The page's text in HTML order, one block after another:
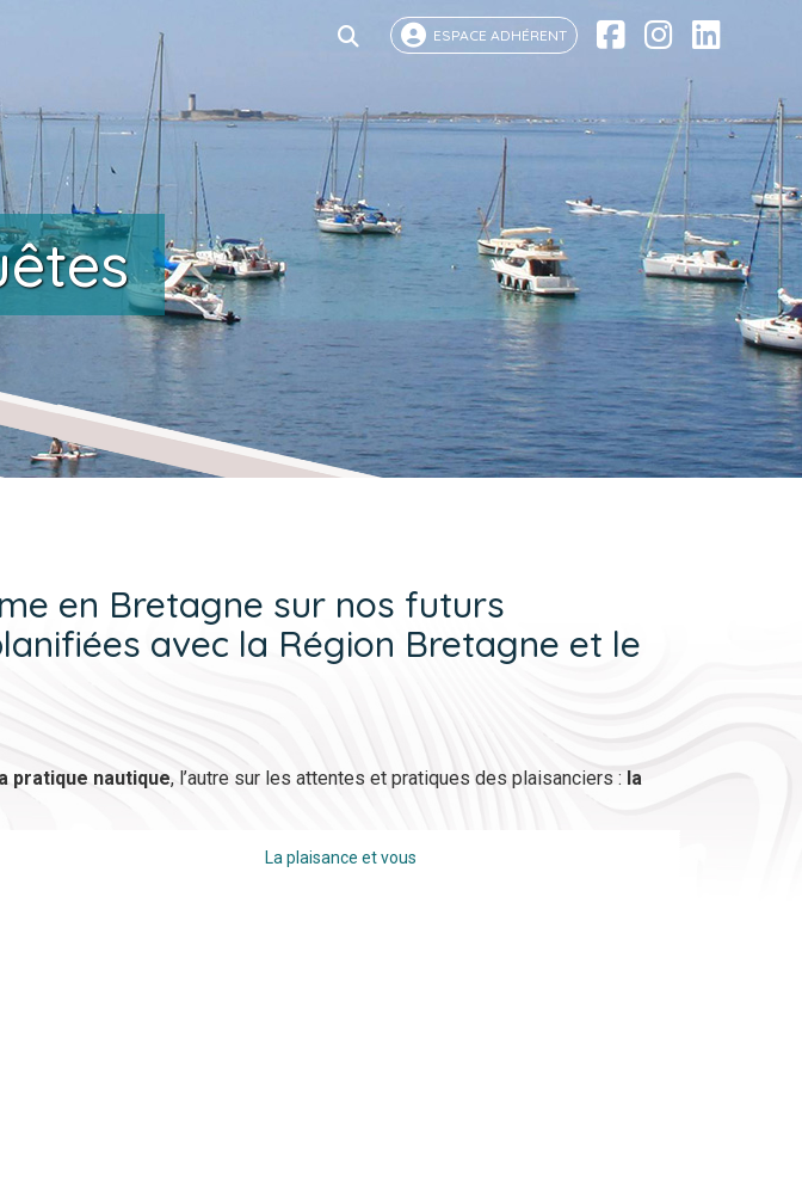
ESPACE ADHÉRENT
en Bretagne sur nos futurs
avec la Région Bretagne et le
pratique nautique, l’autre sur les attentes et pratiques des plaisanciers : la
La plaisance et vous